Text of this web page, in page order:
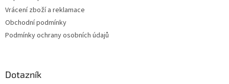
Vrácení zboží a reklamace
Obchodní podmínky
Podmínky ochrany osobních údajů
Dotazník